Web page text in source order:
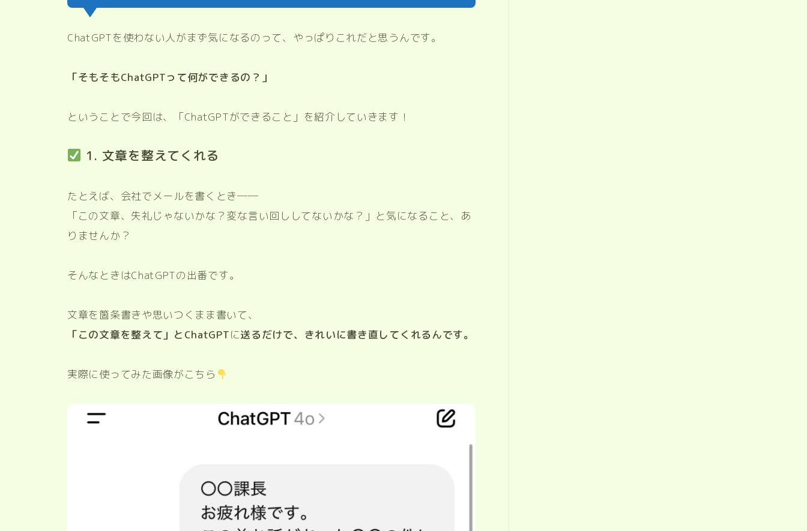
ChatGPTを使わない人がまず気になるのって、やっぱりこれだと思うんです。
「そもそもChatGPTって何ができるの？」
ということで今回は、「ChatGPTができること」を紹介していきます！
1. 文章を整えてくれる
たとえば、会社でメールを書くとき──
「この文章、失礼じゃないかな？変な言い回ししてないかな？」と気になること、あ
りませんか？
そんなときはChatGPTの出番です。
文章を箇条書きや思いつくまま書いて、
「この文章を整えて」とChatGPTに送るだけで、きれいに書き直してくれるんです。
実際に使ってみた画像がこちら